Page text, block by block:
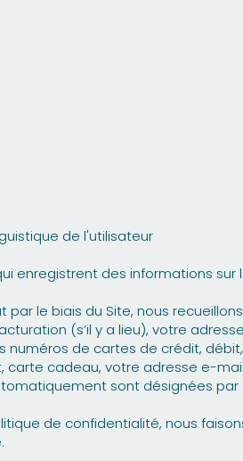
de l'utilisateur
enregistrent des informations sur
le biais du Site, nous recueillons
(s’il y a lieu), votre adresse
numéros de cartes de crédit, débit,
carte cadeau, votre adresse e-
sont désignées par
de confidentialité, nous